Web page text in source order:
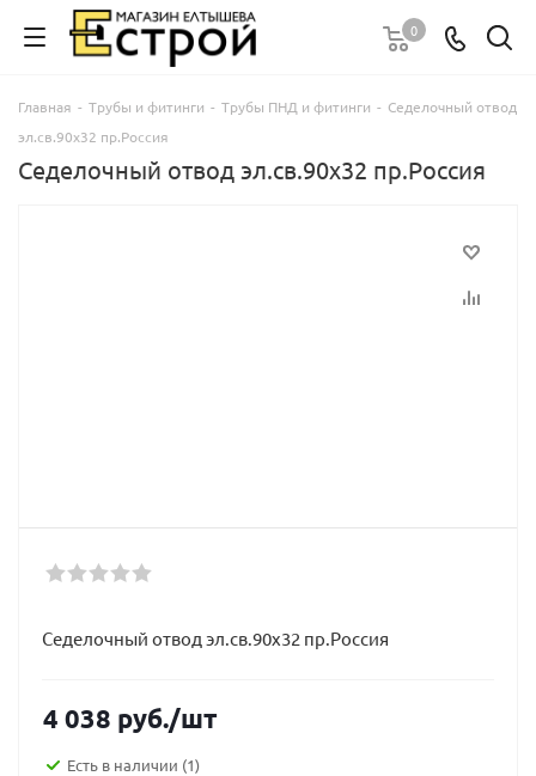
0
Главная - Трубы и фитинги - Трубы ПНД и фитинги - Седелочный отвод
эл.св.90х32 пр.Россия
Седелочный отвод эл.св.90х32 пр.Россия
Седелочный отвод эл.св.90х32 пр.Россия
4 038 руб./шт
Есть в наличии (1)